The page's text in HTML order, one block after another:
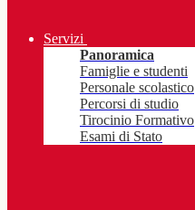
Servizi
Panoramica
Famiglie e studenti
Personale scolastico
Percorsi di studio
Tirocinio Formativo
Esami di Stato